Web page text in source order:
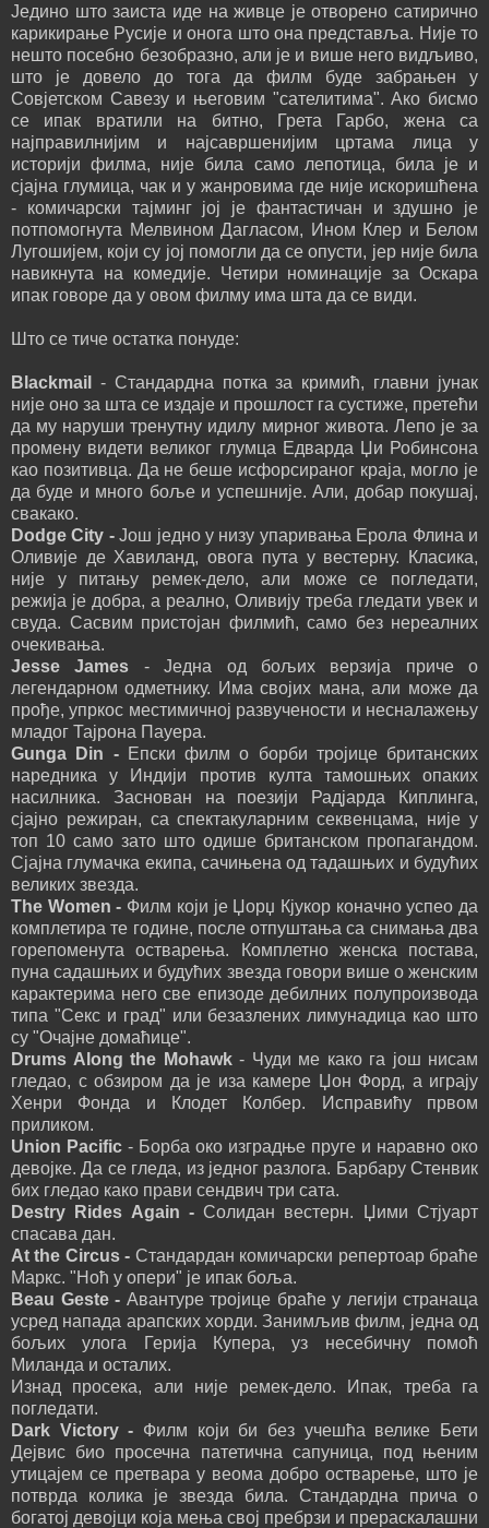
Једино што заиста иде на живце је отворено сатирично
карикирање Русије и онога што она представља. Није то
нешто посебно безобразно, али је и више него видљиво,
што је довело до тога да филм буде забрањен у
Совјетском Савезу и његовим "сателитима". Ако бисмо
се ипак вратили на битно, Грета Гарбо, жена са
најправилнијим и најсавршенијим цртама лица у
историји филма, није била само лепотица, била је и
сјајна глумица, чак и у жанровима где није искоришћена
- комичарски тајминг јој је фантастичан и здушно је
потпомогнута Мелвином Дагласом, Ином Клер и Белом
Лугошијем, који су јој помогли да се опусти, јер није била
навикнута на комедије. Четири номинације за Оскара
ипак говоре да у овом филму има шта да се види.
Што се тиче остатка понуде:
Blackmail
- Стандардна потка за кримић, главни јунак
није оно за шта се издаје и прошлост га сустиже, претећи
да му наруши тренутну идилу мирног живота. Лепо је за
промену видети великог глумца Едварда Џи Робинсона
као позитивца. Да не беше исфорсираног краја, могло је
да буде и много боље и успешније. Али, добар покушај,
свакако.
Dodge City -Још једно у низу упаривања Ерола Флина и
Оливије де Хавиланд, овога пута у вестерну. Класика,
није у питању ремек-дело, али може се погледати,
режија је добра, а реално, Оливију треба гледати увек и
свуда. Сасвим пристојан филмић, само без нереалних
очекивања.
Jesse James - Једна од бољих верзија приче о
легендарном одметнику. Има својих мана, али може да
прође, упркос местимичној развучености и несналажењу
младог Тајрона Пауера.
Gunga Din -Епски филм о борби тројице британских
наредника у Индији против култа тамошњих опаких
насилника. Заснован на поезији Радјарда Киплинга,
сјајно режиран, са спектакуларним секвенцама, није у
топ 10 само зато што одише британском пропагандом.
Сјајна глумачка екипа, сачињена од тадашњих и будућих
великих звезда.
The Women - Филм који је Џорџ Кјукор коначно успео да
комплетира те године, после отпуштања са снимања два
горепоменута остварења. Комплетно женска постава,
пуна садашњих и будућих звезда говори више о женским
карактерима него све епизоде дебилних полупроизвода
типа "Секс и град" или безазлених лимунадица као што
су "Очајне домаћице".
Drums Along the Mohawk- Чуди ме како га још нисам
гледао, с обзиром да је иза камере Џон Форд, а играју
Хенри Фонда и Клодет Колбер. Исправићу првом
приликом.
Union Pacific - Борба око изградње пруге и наравно око
девојке. Да се гледа, из једног разлога. Барбару Стенвик
бих гледао како прави сендвич три сата.
Destry Rides Again -Солидан вестерн. Џими Стјуарт
спасава дан.
At the Circus - Стандардан комичарски репертоар браће
Маркс. "Ноћ у опери" је ипак боља.
Beau Geste - Авантуре тројице браће у легији странаца
усред напада арапских хорди. Занимљив филм, једна од
бољих улога Герија Купера, уз несебичну помоћ
Миланда и осталих.
Изнад просека, али није ремек-дело. Ипак, треба га
погледати.
Dark Victory - Филм који би без учешћа велике Бети
Дејвис био просечна патетична сапуница, под њеним
утицајем се претвара у веома добро остварење, што је
потврда колика је звезда била. Стандардна прича о
богатој девојци која мења свој пребрзи и прераскалашни